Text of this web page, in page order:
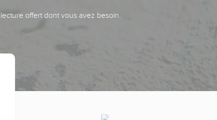
offert dont vous avez besoin.